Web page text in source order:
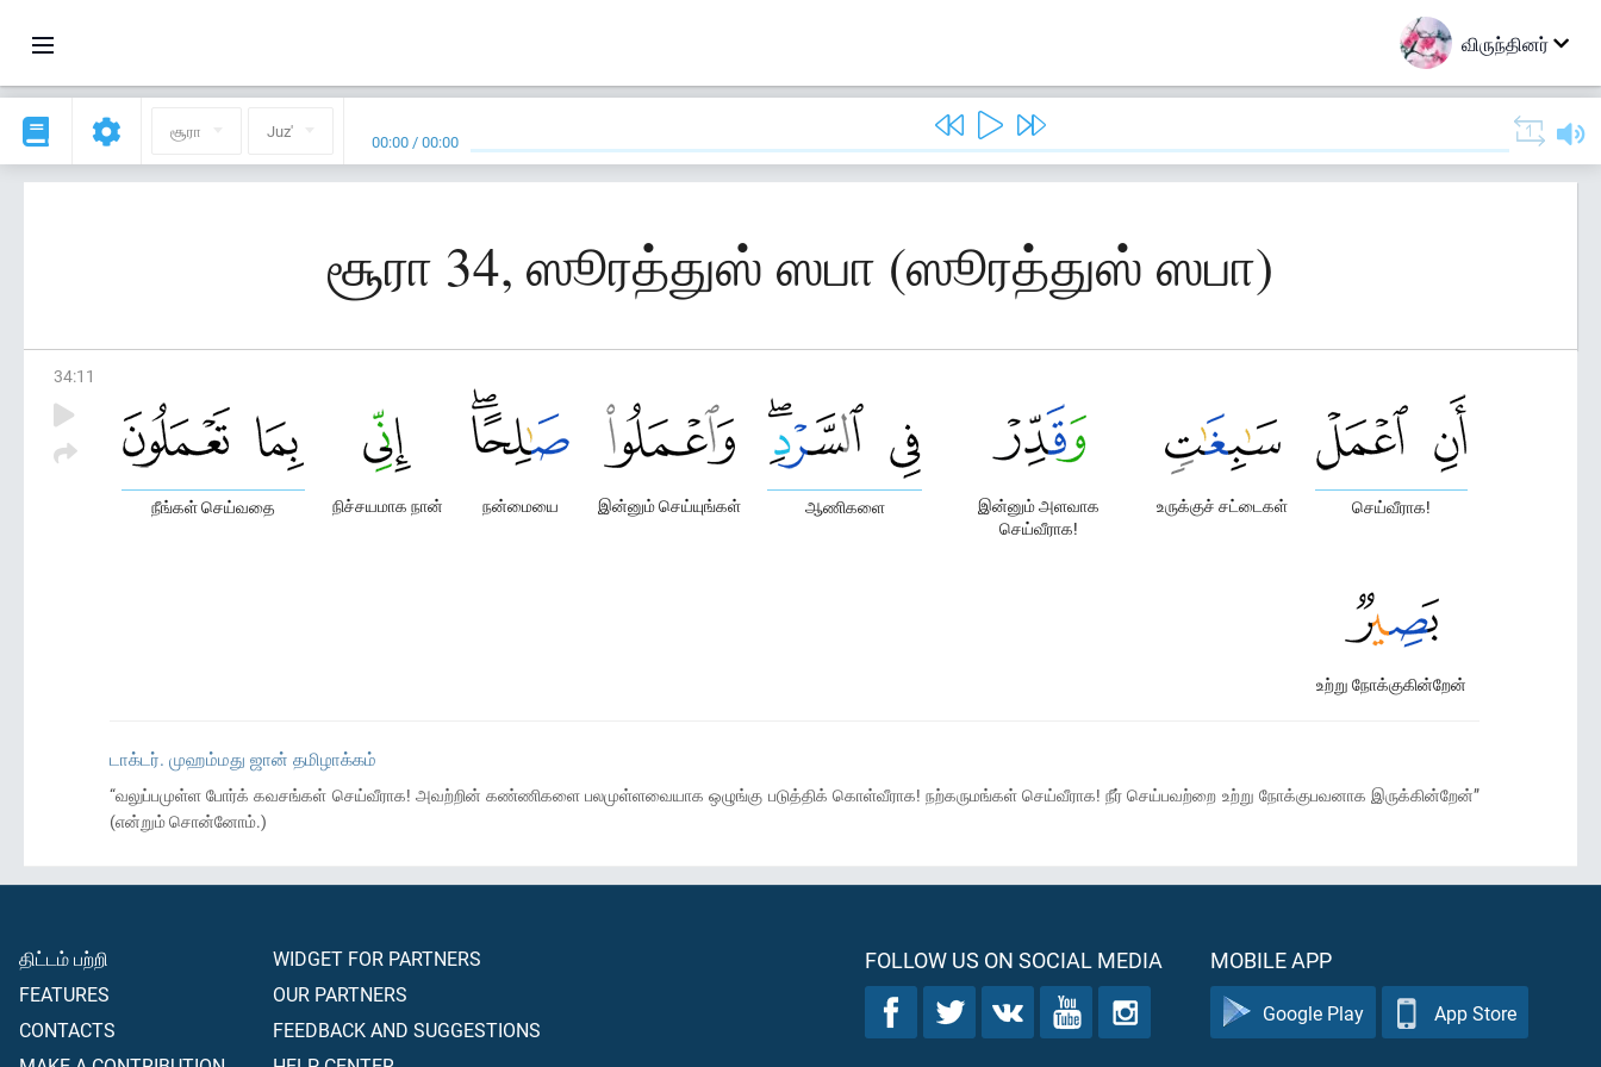
விருந்தினர்
சூரா Juz' 00:00 /00:00
சூரா 34, ஸூரத்துஸ் ஸபா (ஸூரத்துஸ் ஸபா)
34:11
செய்வீராக!
உருக்குச் சட்டைகள்
இன்னும் அளவாக
செய்வீராக!
ஆணிகளை
இன்னும் செய்யுங்கள்
நன்மையை
நிச்சயமாக நான்
நீங்கள் செய்வதை
உற்று நோக்குகின்றேன்
டாக்டர். முஹம்மது ஜான் தமிழாக்கம்
“வலுப்பமுள்ள போர்க் கவசங்கள் செய்வீராக! அவற்றின் கண்ணிகளை பலமுள்ளவையாக ஒழுங்கு படுத்திக் கொள்வீராக! நற்கருமங்கள் செய்வீராக! நீர் செய்பவற்றை உற்று நோக்குபவனாக இருக்கின்றேன்”
(என்றும் சொன்னோம்.)
திட்டம் பற்றி
FEATURES
CONTACTS
WIDGET FOR PARTNERS
OUR PARTNERS
FEEDBACK AND SUGGESTIONS
FOLLOW US ON SOCIAL MEDIA MOBILE APP
Google Play App Store